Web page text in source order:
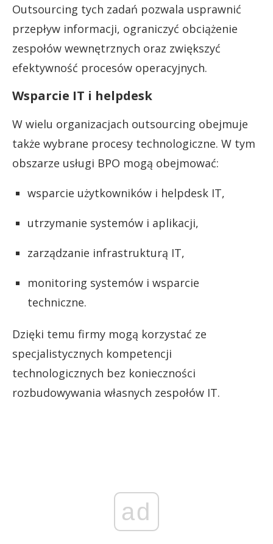
Outsourcing tych zadań pozwala usprawnić
przepływ informacji, ograniczyć obciążenie
zespołów wewnętrznych oraz zwiększyć
efektywność procesów operacyjnych.
Wsparcie IT i helpdesk
W wielu organizacjach outsourcing obejmuje
także wybrane procesy technologiczne. W tym
obszarze usługi BPO mogą obejmować:
wsparcie użytkowników i helpdesk IT,
utrzymanie systemów i aplikacji,
zarządzanie infrastrukturą IT,
monitoring systemów i wsparcie
techniczne.
Dzięki temu firmy mogą korzystać ze
specjalistycznych kompetencji
technologicznych bez konieczności
rozbudowywania własnych zespołów IT.
ad